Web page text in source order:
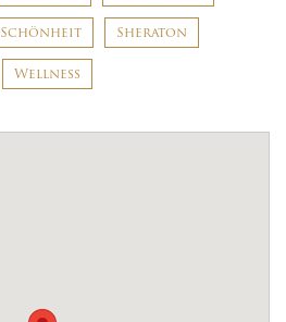
Schönheit Sheraton
Wellness